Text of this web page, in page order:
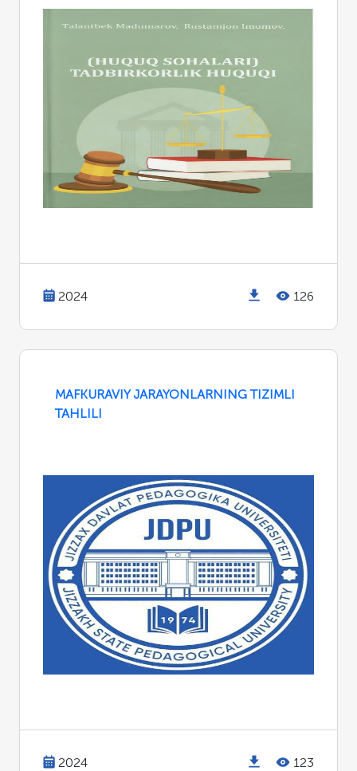
2024 126
MAFKURAVIY JARAYONLARNING TIZIMLI
TAHLILI
2024 123